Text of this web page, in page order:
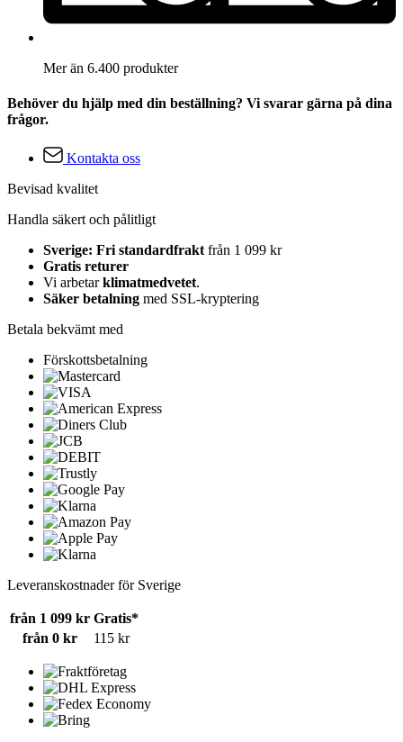
Mer än 6.400 produkter
Behöver du hjälp med din beställning? Vi svarar gärna på dina
frågor.
Kontakta oss
Bevisad kvalitet
Handla säkert och pålitligt
Sverige: Fri standardfraktfrån 1 099 kr
Gratis returer
Vi arbetarklimatmedvetet.
Säker betalning med SSL-kryptering
Betala bekvämt med
Förskottsbetalning
Leveranskostnader för Sverige
från 1 099 kr Gratis*
från 0 kr
115 kr